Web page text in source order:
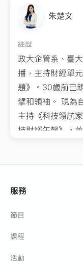
朱楚文
經歷
政大企管系、臺
播，主持財經單
題》。30歲前已
擘和領袖。 現為
主持《科技領航
技財經午報》。
服務
節目
課程
活動